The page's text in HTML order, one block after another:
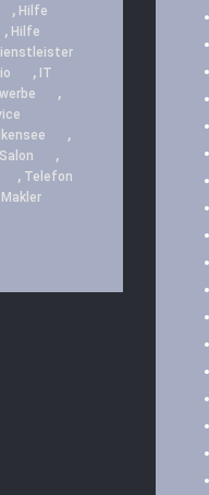
, Hilfe
, Hilfe
, IT
,
,
Salon ,
, Telefon